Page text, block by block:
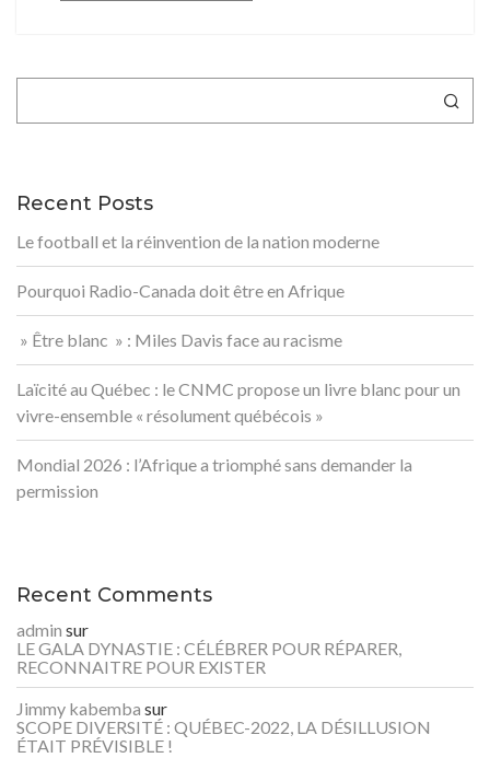
Recent Posts
Le football et la réinvention de la nation moderne
Pourquoi Radio-Canada doit être en Afrique
» Être blanc » : Miles Davis face au racisme
Laïcité au Québec : le CNMC propose un livre blanc pour un
vivre-ensemble « résolument québécois »
Mondial 2026 : l’Afrique a triomphé sans demander la
permission
Recent Comments
admin sur
LE GALA DYNASTIE : CÉLÉBRER POUR RÉPARER,
RECONNAITRE POUR EXISTER
Jimmy kabemba sur
SCOPE DIVERSITÉ : QUÉBEC-2022, LA DÉSILLUSION
ÉTAIT PRÉVISIBLE !